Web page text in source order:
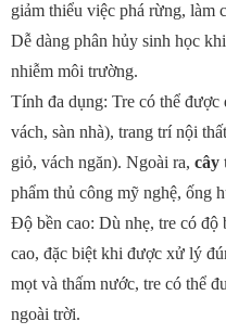
giảm thiểu việc phá rừng, làm
Dễ dàng phân hủy sinh học
nhiễm môi trường.
Tính đa dụng: Tre có thể
vách, sàn nhà), trang trí nội
giỏ, vách ngăn). Ngoài ra, cây
phẩm thủ công mỹ nghệ, ống
Độ bền cao: Dù nhẹ, tre có độ
cao, đặc biệt khi được xử lý
mọt và thấm nước, tre có thể
ngoài trời.